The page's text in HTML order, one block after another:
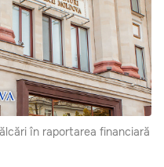
în raportarea financiară